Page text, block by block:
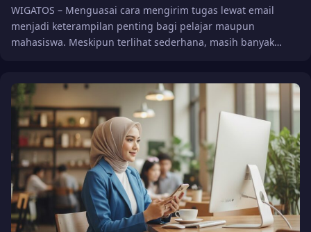
WIGATOS – Menguasai cara mengirim tugas lewat email
menjadi keterampilan penting bagi pelajar maupun
mahasiswa. Meskipun terlihat sederhana, masih banyak…